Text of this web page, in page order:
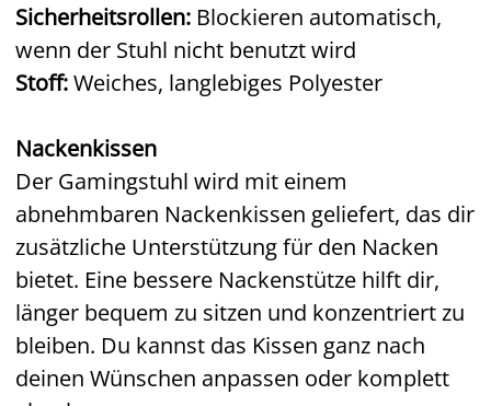
Sicherheitsrollen: Blockieren automatisch,
wenn der Stuhl nicht benutzt wird
Stoff:Weiches, langlebiges Polyester
Nackenkissen
Der Gamingstuhl wird mit einem
abnehmbaren Nackenkissen geliefert, das dir
zusätzliche Unterstützung für den Nacken
bietet. Eine bessere Nackenstütze hilft dir,
länger bequem zu sitzen und konzentriert zu
bleiben. Du kannst das Kissen ganz nach
deinen Wünschen anpassen oder komplett